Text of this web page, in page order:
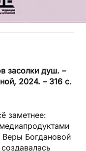
засолки душ. –
2024. – 316 с.
заметнее:
Веры Богдановой